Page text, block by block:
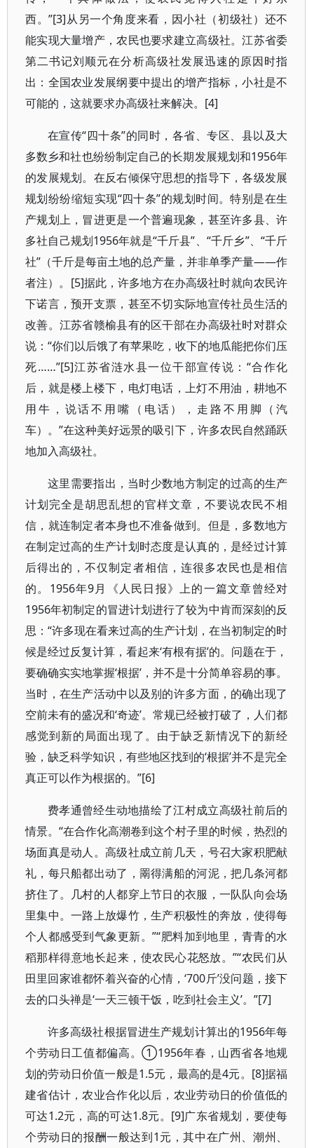
西。”[3]从另一个角度来看，因小社（初级社）还不
能实现大量增产，农民也要求建立高级社。江苏省委
第二书记刘顺元在分析高级社发展迅速的原因时指
出：全国农业发展纲要中提出的增产指标，小社是不
可能的，这就要求办高级社来解决。[4]
在宣传“四十条”的同时，各省、专区、县以及大
多数乡和社也纷纷制定自己的长期发展规划和1956年
的发展规划。在反右倾保守思想的指导下，各级发展
规划纷纷缩短实现“四十条”的规划时间。特别是在生
产规划上，冒进更是一个普遍现象，甚至许多县、许
多社自己规划1956年就是“千斤县”、“千斤乡”、“千斤
社”（千斤是每亩土地的总产量，并非单季产量——作
者注）。[5]据此，许多地方在办高级社时就向农民许
下诺言，预开支票，甚至不切实际地宣传社员生活的
改善。江苏省赣榆县有的区干部在办高级社时对群众
说：“你们以后饿了有苹果吃，收下的地瓜能把你们压
死……”[5]江苏省涟水县一位干部宣传说：“合作化
后，就是楼上楼下，电灯电话，上灯不用油，耕地不
用牛，说话不用嘴（电话），走路不用脚（汽
车）。”在这种美好远景的吸引下，许多农民自然踊跃
地加入高级社。
这里需要指出，当时少数地方制定的过高的生产
计划完全是胡思乱想的官样文章，不要说农民不相
信，就连制定者本身也不准备做到。但是，多数地方
在制定过高的生产计划时态度是认真的，是经过计算
后得出的，不仅制定者相信，连很多农民也是相信
的。1956年9月《人民日报》上的一篇文章曾经对
1956年初制定的冒进计划进行了较为中肯而深刻的反
思：“许多现在看来过高的生产计划，在当初制定的时
候是经过反复计算，看起来‘有根有据’的。问题在于，
要确确实实地掌握‘根据’，并不是十分简单容易的事。
当时，在生产活动中以及别的许多方面，的确出现了
空前未有的盛况和‘奇迹’。常规已经被打破了，人们都
感觉到新的局面出现了。由于缺乏新情况下的新经
验，缺乏科学知识，有些地区找到的‘根据’并不是完全
真正可以作为根据的。”[6]
费孝通曾经生动地描绘了江村成立高级社前后的
情景。“在合作化高潮卷到这个村子里的时候，热烈的
场面真是动人。高级社成立前几天，号召大家积肥献
礼，每只船都出动了，罱得满船的河泥，把几条河都
挤住了。几村的人都穿上节日的衣服，一队队向会场
里集中。一路上放爆竹，生产积极性的奔放，使得每
个人都感受到气象更新。”“肥料加到地里，青青的水
稻那样得意地长起来，使农民心花怒放。”“农民们从
田里回家谁都怀着兴奋的心情，‘700斤’没问题，接下
去的口头禅是‘一天三顿干饭，吃到社会主义’。”[7]
许多高级社根据冒进生产规划计算出的1956年每
个劳动日工值都偏高。①1956年春，山西省各地规
划的劳动日价值一般是1.5元，最高的是4元。[8]据福
建省估计，农业合作化以后，农业劳动日的价值低的
可达1.2元，高的可达1.8元。[9]广东省规划，要使每
个劳动日的报酬一般达到1元，其中在广州、潮州、